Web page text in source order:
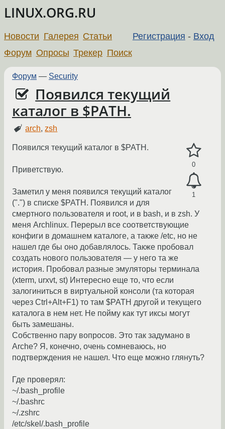
LINUX.ORG.RU
Регистрация - Вход
Новости Галерея Статьи
Форум Опросы Трекер Поиск
Форум — Security
Появился текущий
каталог в $PATH.
arch,zsh
0
1
Появился текущий каталог в $PATH.
Приветствую.
Заметил у меня появился текущий каталог
(".") в списке $PATH. Появился и для
смертного пользователя и root, и в bash, и в zsh. У
меня Archlinux. Перерыл все соответствующие
конфиги в домашнем каталоге, а также /etc, но не
нашел где бы оно добавлялось. Также пробовал
создать нового пользователя — у него та же
история. Пробовал разные эмуляторы терминала
(xterm, urxvt, st) Интересно еще то, что если
залогиниться в виртуальной консоли (та которая
через Ctrl+Alt+F1) то там $PATH другой и текущего
каталога в нем нет. Не пойму как тут иксы могут
быть замешаны.
Собственно пару вопросов. Это так задумано в
Arche? Я, конечно, очень сомневаюсь, но
подтверждения не нашел. Что еще можно глянуть?
Где проверял:
~/.bash_profile
~/.bashrc
~/.zshrc
/etc/skel/.bash_profile